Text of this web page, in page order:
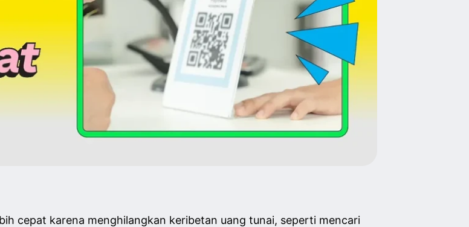
cepat karena menghilangkan keribetan uang tunai, seperti mencari